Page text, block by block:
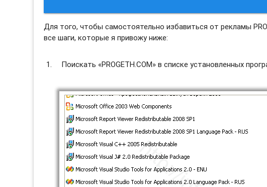
Для того, чтобы самостоятельно избавиться от рекламы
все шаги, которые я привожу ниже:
Поискать «PROGETH.COM» в списке установленных